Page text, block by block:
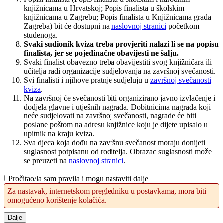
knjižnicama u Hrvatskoj; Popis finalista u školskim
knjižnicama u Zagrebu; Popis finalista u Knjižnicama grada
Zagreba) bit će dostupni na naslovnoj stranici početkom
studenoga.
Svaki sudionik kviza treba provjeriti nalazi li se na popisu
finalista, jer se pojedinačne obavijesti ne šalju.
Svaki finalist obavezno treba obavijestiti svog knjižničara ili
učitelja radi organizacije sudjelovanja na završnoj svečanosti.
Svi finalisti i njihove pratnje sudjeluju u završnoj svečanosti
kviza.
Na završnoj će svečanosti biti organizirano javno izvlačenje i
dodjela glavne i utješnih nagrada. Dobitnicima nagrada koji
neće sudjelovati na završnoj svečanosti, nagrade će biti
poslane poštom na adresu knjižnice koju je dijete upisalo u
upitnik na kraju kviza.
Sva djeca koja dođu na završnu svečanost moraju donijeti
suglasnost potpisanu od roditelja. Obrazac suglasnosti može
se preuzeti na naslovnoj stranici.
Pročitao/la sam pravila i mogu nastaviti dalje
Za nastavak, internetskom pregledniku u postavkama, mora biti
omogućeno korištenje kolačića.